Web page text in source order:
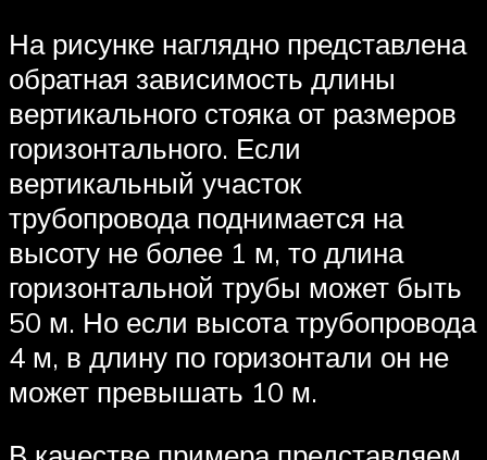
На рисунке наглядно представлена
обратная зависимость длины
вертикального стояка от размеров
горизонтального. Если
вертикальный участок
трубопровода поднимается на
высоту не более 1 м, то длина
горизонтальной трубы может быть
50 м. Но если высота трубопровода
4 м, в длину по горизонтали он не
может превышать 10 м.